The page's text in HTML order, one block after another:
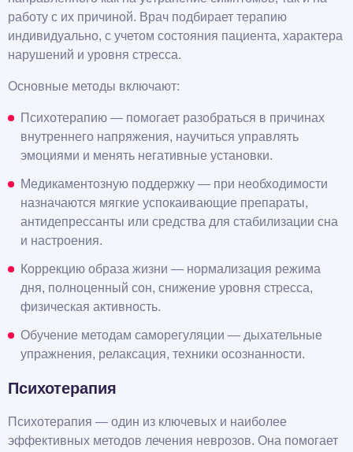
работу с их причиной. Врач подбирает терапию
индивидуально, с учетом состояния пациента, характера
нарушений и уровня стресса.
Основные методы включают:
Психотерапию — помогает разобраться в причинах
внутреннего напряжения, научиться управлять
эмоциями и менять негативные установки.
Медикаментозную поддержку — при необходимости
назначаются мягкие успокаивающие препараты,
антидепрессанты или средства для стабилизации сна
и настроения.
Коррекцию образа жизни — нормализация режима
дня, полноценный сон, снижение уровня стресса,
физическая активность.
Обучение методам саморегуляции — дыхательные
упражнения, релаксация, техники осознанности.
Психотерапия
Психотерапия — один из ключевых и наиболее
эффективных методов лечения неврозов. Она помогает